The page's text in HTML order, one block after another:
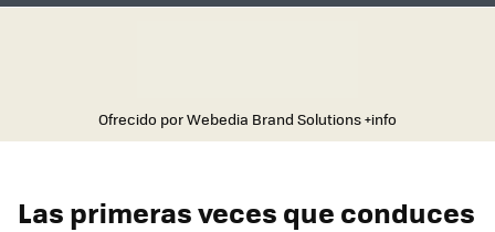
Ofrecido por Webedia Brand Solutions+info
Las primeras veces que conduces